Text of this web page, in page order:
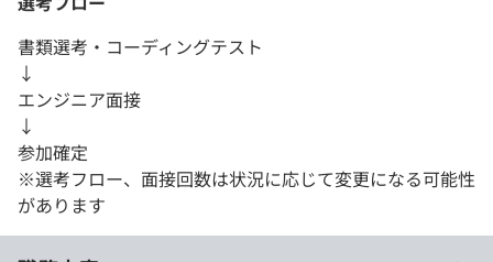
書類選考・コーディングテスト
↓
エンジニア面接
↓
参加確定
※選考フロー、面接回数は状況に応じて変更になる可能性
があります